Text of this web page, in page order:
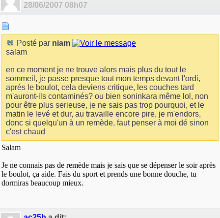
28/06/2007 08h07
Posté par niam
salam
en ce moment je ne trouve alors mais plus du tout le
sommeil, je passe presque tout mon temps devant l'ordi,
aprés le boulot, cela deviens critique, les couches tard
m'auront-ils contaminés? ou bien soninkara même lol, non
pour être plus serieuse, je ne sais pas trop pourquoi, et le
matin le levé et dur, au travaille encore pire, je m'endors,
donc si quelqu'un à un remède, faut penser à moi dé sinon
c'est chaud
Salam
Je ne connais pas de remède mais je sais que se dépenser le soir après
le boulot, ça aide. Fais du sport et prends une bonne douche, tu
dormiras beaucoup mieux.